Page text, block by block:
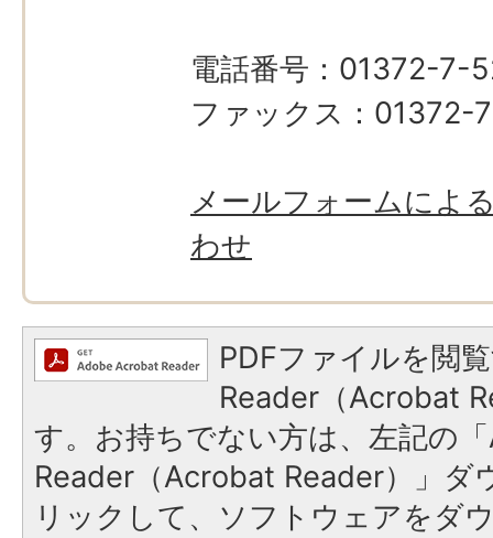
電話番号：01372-7-
ファックス：01372-
メールフォームによ
わせ
PDFファイルを閲
Reader（Acrobat
す。お持ちでない方は、左記の
Reader（Acrobat Reader）」ダ
リックして、ソフトウェアをダ